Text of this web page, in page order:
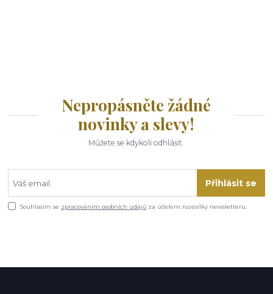
Nepropásněte žádné
novinky a slevy!
Můžete se kdykoli odhlásit.
Přihlásit se
Souhlasím se zpracováním osobních údajů za účelem rozesílky newsletteru.